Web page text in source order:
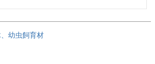
幼虫飼育材